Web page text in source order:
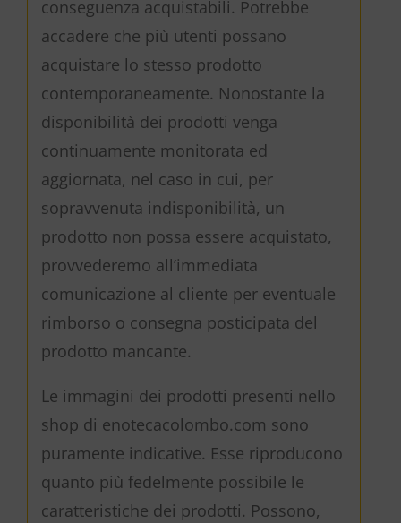
conseguenza acquistabili. Potrebbe
accadere che più utenti possano
acquistare lo stesso prodotto
contemporaneamente. Nonostante la
disponibilità dei prodotti venga
continuamente monitorata ed
aggiornata, nel caso in cui, per
sopravvenuta indisponibilità, un
prodotto non possa essere acquistato,
provvederemo all’immediata
comunicazione al cliente per eventuale
rimborso o consegna posticipata del
prodotto mancante.
Le immagini dei prodotti presenti nello
shop di enotecacolombo.com sono
puramente indicative. Esse riproducono
quanto più fedelmente possibile le
caratteristiche dei prodotti. Possono,